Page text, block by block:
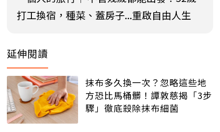
打工換宿，種菜、蓋房子...重啟自由人生
延伸閱讀
抹布多久換一次？忽略這些地
方恐比馬桶髒！譚敦慈揭「3步
驟」徹底殺除抹布細菌